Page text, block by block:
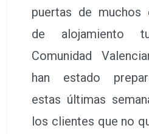
puertas de muchos
de alojamiento
Comunidad
han estado
estas últimas
los clientes que no